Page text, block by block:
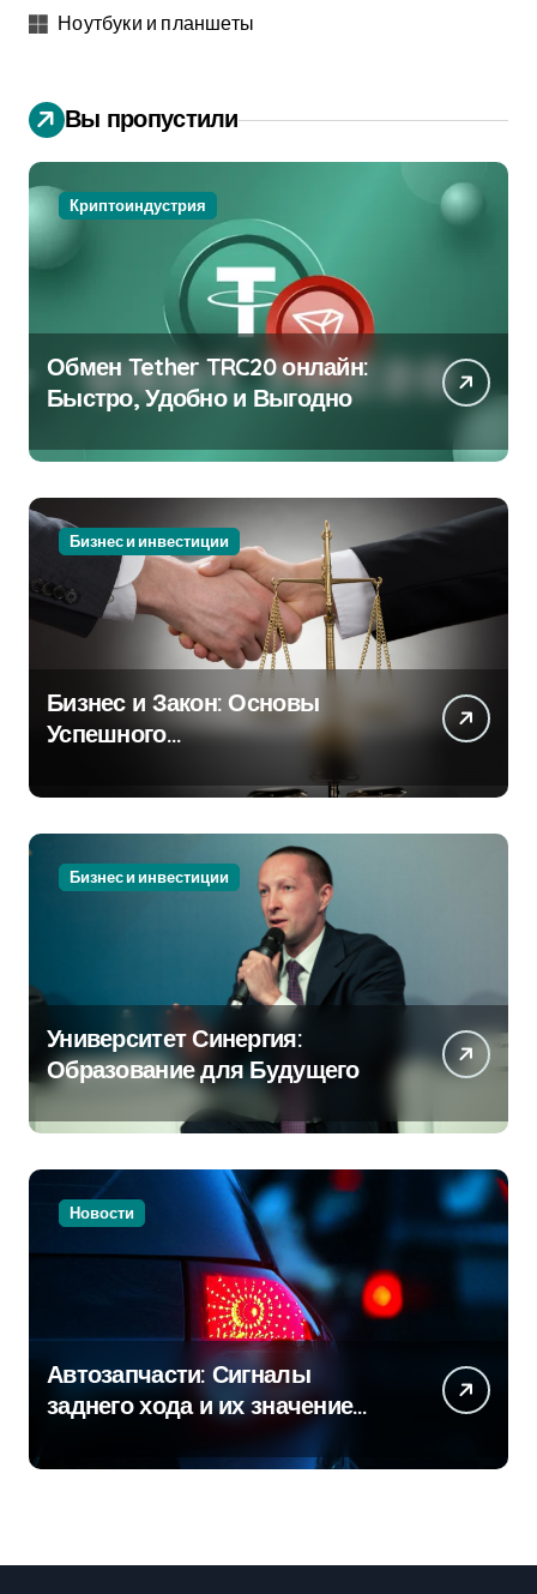
Ноутбуки и планшеты
Вы пропустили
Криптоиндустрия
Обмен Tether TRC20 онлайн:
Быстро, Удобно и Выгодно
Бизнес и инвестиции
Бизнес и Закон: Основы
Успешного
Бизнес и инвестиции
Университет Синергия:
Образование для Будущего
Новости
Автозапчасти: Сигналы
заднего хода и их значение
для безопасности на дороге